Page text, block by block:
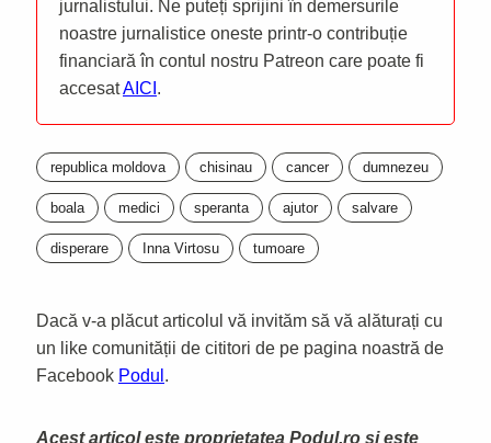
jurnalistului. Ne puteți sprijini în demersurile
noastre jurnalistice oneste printr-o contribuție
financiară în contul nostru Patreon care poate fi
accesatAICI .
republica moldova chisinau cancer dumnezeu
boala medici speranta ajutor salvare
disperare Inna Virtosu tumoare
Dacă v-a plăcut articolul vă invităm să vă alăturați cu
un like comunității de cititori de pe pagina noastră de
Facebook Podul .
Acest articol este proprietatea Podul.ro și este